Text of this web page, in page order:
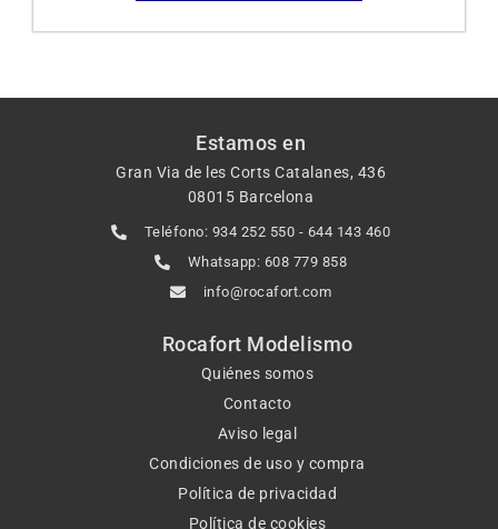
Estamos en
Gran Via de les Corts Catalanes, 436
08015 Barcelona
Teléfono: 934 252 550 - 644 143 460
Whatsapp: 608 779 858
info@rocafort.com
Rocafort Modelismo
Quiénes somos
Contacto
Aviso legal
Condiciones de uso y compra
Política de privacidad
Política de cookies